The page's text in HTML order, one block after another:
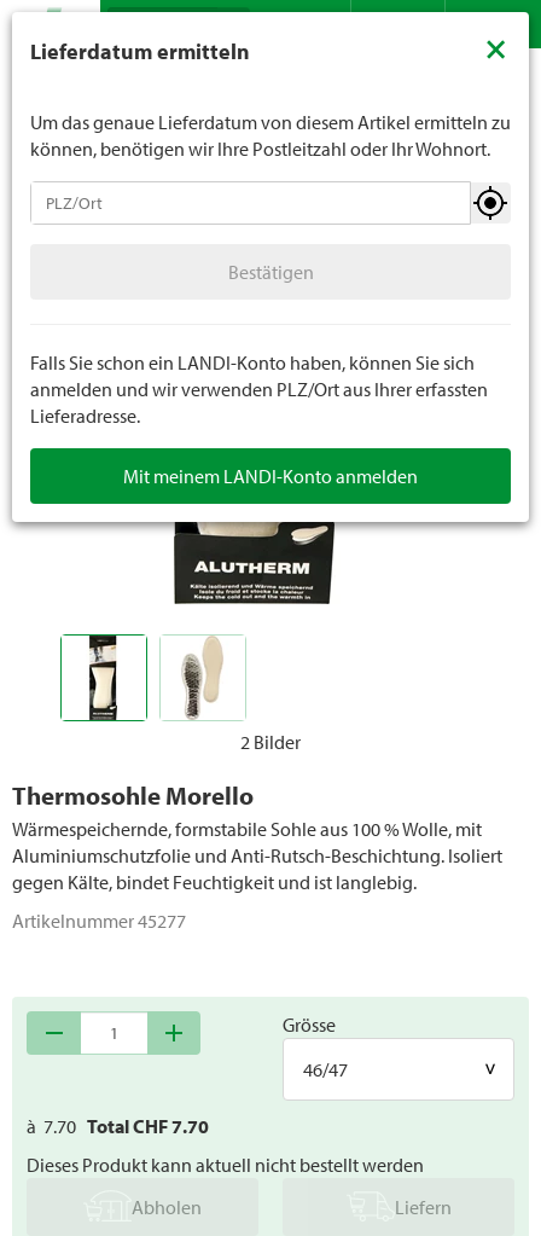
Suche
2 Bilder
Thermosohle Morello
Wärmespeichernde, formstabile Sohle aus 100 % Wolle, mit
Aluminiumschutzfolie und Anti-Rutsch-Beschichtung. Isoliert
gegen Kälte, bindet Feuchtigkeit und ist langlebig.
Artikelnummer45277
remove add
Grösse
46/47
à 7.70 Total CHF7.70
Dieses Produkt kann aktuell nicht bestellt werden
Abholen
Liefern
Schuhe
Freizeitschuhe
Clogs
Hausschuhe / Finken
Lieferdatum ermitteln ×
Um das genaue Lieferdatum von diesem Artikel ermitteln zu
können, benötigen wir Ihre Postleitzahl oder Ihr Wohnort.
Bestätigen
Falls Sie schon ein LANDI-Konto haben, können Sie sich
anmelden und wir verwenden PLZ/Ort aus Ihrer erfassten
Lieferadresse.
Mit meinem LANDI-Konto anmelden
unter 16 Jahren. Für Spirituosen gilt die Altersgrenze von
Sie uns verbindlich Ihr Alter an.